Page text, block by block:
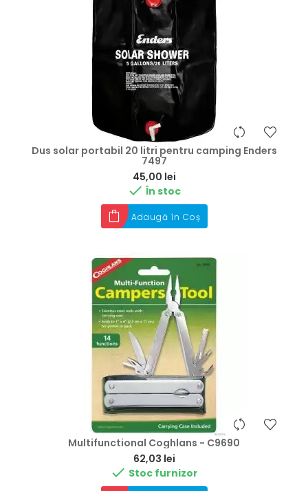
Dus solar portabil 20 litri pentru camping Enders
7497
45,00 lei
 În stoc
Adaugă în Coș
Multifunctional Coghlans - C9690
62,03 lei
 Stoc furnizor